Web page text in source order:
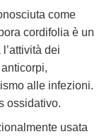
come
cordifolia è un
dei
alle infezioni.
ossidativo.
usata